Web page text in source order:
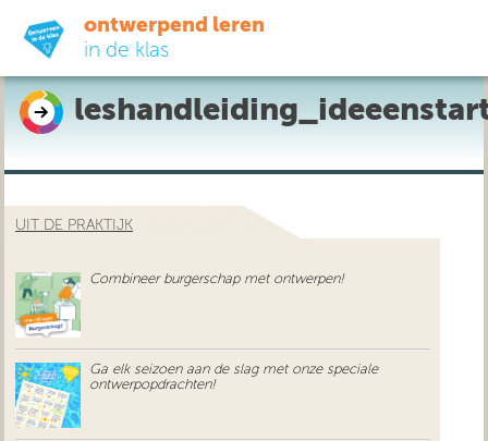
ontwerpend leren
in de klas
ready-to-go
do-it-yourself
uit de praktijk
over ons
UIT DE PRAKTIJK
Combineer burgerschap met ontwerpen!
Ga elk seizoen aan de slag met onze speciale
ontwerpopdrachten!